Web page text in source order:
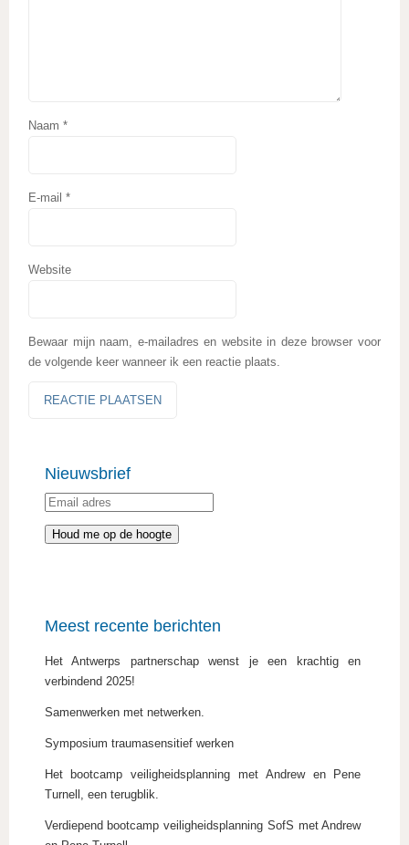
Naam*
E-mail*
Website
Bewaar mijn naam, e-mailadres en website in deze browser voor
de volgende keer wanneer ik een reactie plaats.
Nieuwsbrief
Meest recente berichten
Het Antwerps partnerschap wenst je een krachtig en
verbindend 2025!
Samenwerken met netwerken.
Symposium traumasensitief werken
Het bootcamp veiligheidsplanning met Andrew en Pene
Turnell, een terugblik.
Verdiepend bootcamp veiligheidsplanning SofS met Andrew